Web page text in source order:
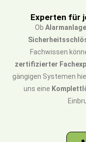
Experten für
Ob
Fachwissen
zertifizierter
gängigen Systemen
uns eine